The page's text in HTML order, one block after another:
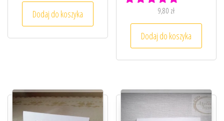
Dodaj do koszyka 9,80 zł
Dodaj do koszyka